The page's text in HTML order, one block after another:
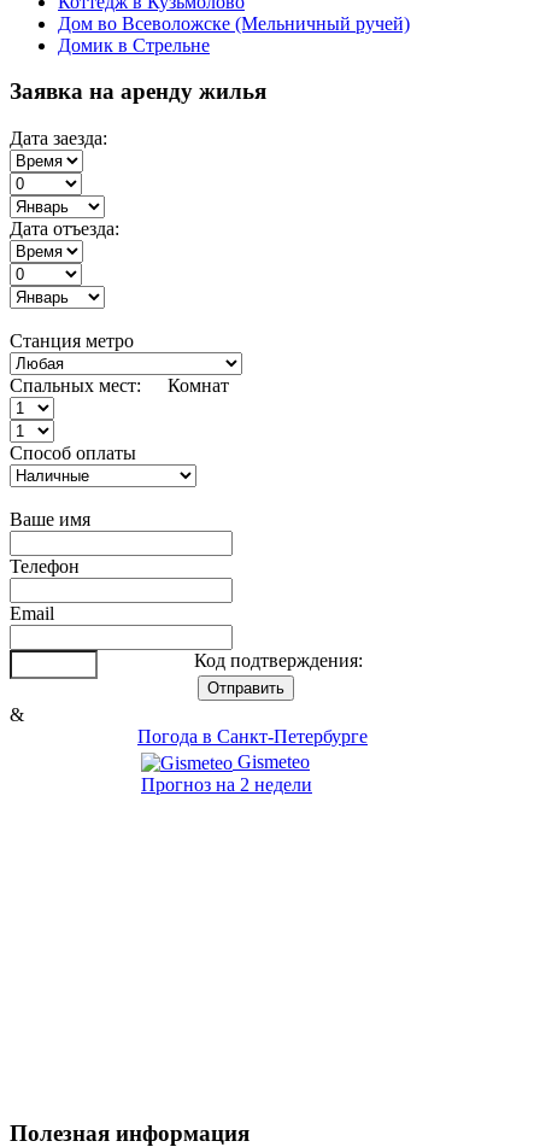
Дом во Всеволожске (Мельничный ручей)
Домик в Стрельне
Заявка на аренду жилья
Дата заезда:
Дата отъезда:
Станция метро
Спальных мест: Комнат
Способ оплаты
Ваше имя
Телефон
Email
Код подтверждения:
&
Погода в Санкт-Петербурге
Gismeteo
Прогноз на 2 недели
Полезная информация